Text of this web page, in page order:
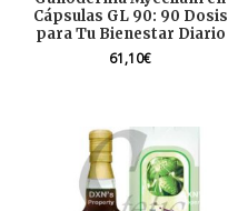
Cápsulas GL 90: 90 Dosis
para Tu Bienestar Diario
61,10€